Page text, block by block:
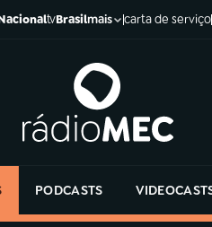
tvBrasilmais carta de serviço
PODCASTS